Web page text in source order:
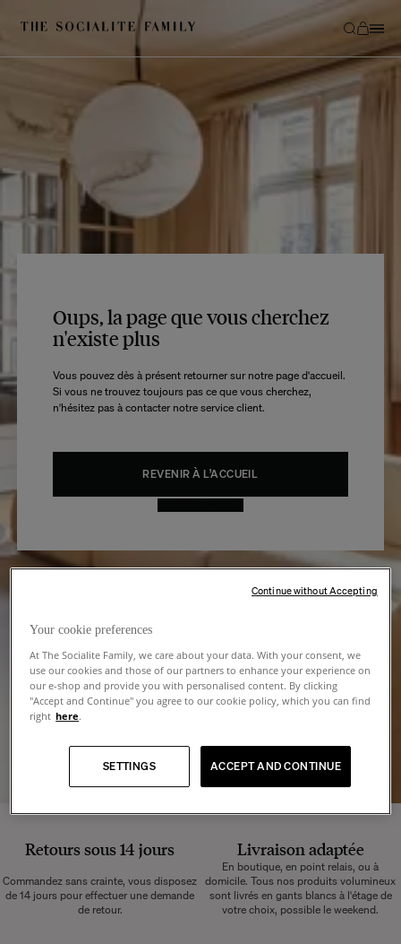
Oups, la page que vous cherchez
n'existe plus
Vous pouvez dès à présent retourner sur notre page d'accueil.
Si vous ne trouvez toujours pas ce que vous cherchez,
n'hésitez pas à contacter notre service client.
REVENIR À L’ACCUEIL
Retours sous 14 jours
Commandez sans crainte, vous disposez
de 14 jours pour effectuer une demande
de retour.
Livraison adaptée
En boutique, en point relais, ou à
domicile. Tous nos produits volumineux
sont livrés en gants blancs à l'étage de
votre choix, possible le weekend.
Your cookie preferences
At The Socialite Family, we care about your data. With your consent, we
use our cookies and those of our partners to enhance your experience on
our e-shop and provide you with personalised content. By clicking
"Accept and Continue" you agree to our cookie policy, which you can find
right here.
ACCEPT AND CONTINUE
SETTINGS
Continue without Accepting